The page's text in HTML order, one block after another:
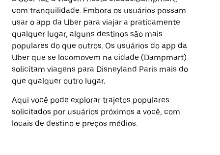
uma
Pressione
a
tecla
“ESC”
para
fechar
o
calendário.
com tranquilidade. Embora os usuários possam
usar o app da Uber para viajar a praticamente
qualquer lugar, alguns destinos são mais
populares do que outros. ⁠Os usuários do app da
Uber que se locomovem na cidade (Dampmart)
solicitam viagens para Disneyland Paris mais do
que qualquer outro lugar.
Aqui você pode explorar trajetos populares
solicitados por usuários próximos a você, com
locais de destino e preços médios.